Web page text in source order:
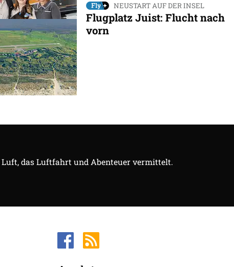
NEUSTART AUF DER INSEL
Flugplatz Juist: Flucht nach
vorn
das Luftfahrt und Abenteuer vermittelt.